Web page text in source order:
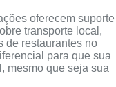
oferecem suporte
transporte local,
de restaurantes no
para que sua
mesmo que seja sua